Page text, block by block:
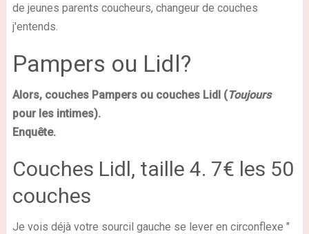
de jeunes parents coucheurs, changeur de couches
j'entends.
Pampers ou Lidl?
Alors, couches Pampers ou couches Lidl (Toujours
pour les intimes).
Enquête.
Couches Lidl, taille 4. 7€ les 50
couches
Je vois déjà votre sourcil gauche se lever en circonflexe "